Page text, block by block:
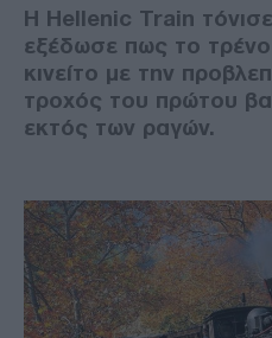
Η Hellenic Train
εξέδωσε πως το
κινείτο με την
τροχός του πρώτου
εκτός των ραγών.